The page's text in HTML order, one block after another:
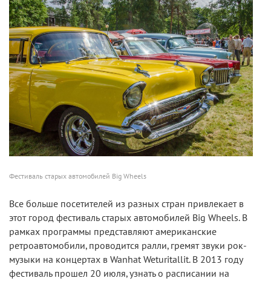
Фестиваль старых автомобилей Big Wheels
Все больше посетителей из разных стран привлекает в
этот город фестиваль старых автомобилей Big Wheels. В
рамках программы представляют американские
ретроавтомобили, проводится ралли, гремят звуки рок-
музыки на концертах в Wanhat Weturitallit. В 2013 году
фестиваль прошел 20 июля, узнать о расписании на